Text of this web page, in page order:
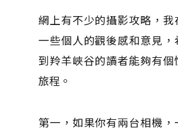
網上有不少的攝影攻略，我
一些個人的觀後感和意見，
到羚羊峽谷的讀者能夠有個
旅程。
第一，如果你有兩台相機，